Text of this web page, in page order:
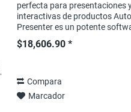
perfecta para presentaciones
interactivas de productos
Presenter es un potente
presentación interactiva de
real. Una...
$18,606.90 *
Compara
Marcador